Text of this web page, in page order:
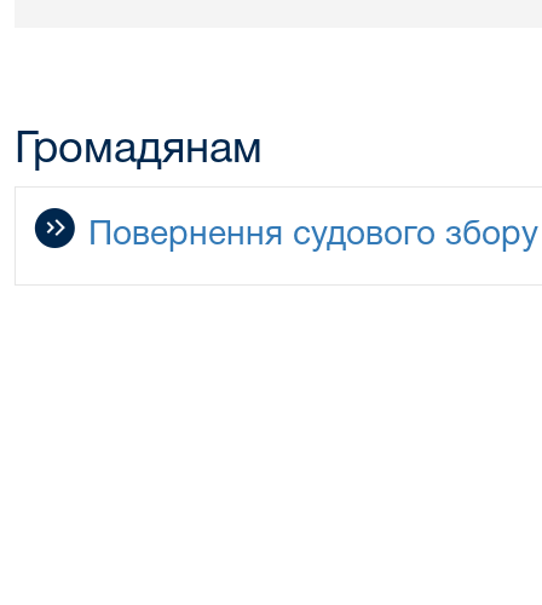
Громадянам
Повернення судового збору